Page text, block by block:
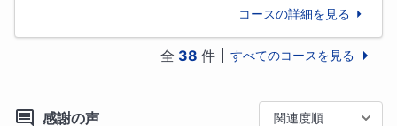
2023年　東京大学学際情報学府卒業 コースの詳細を見る
全 38 件 すべてのコースを見る
感謝の声 関連度順